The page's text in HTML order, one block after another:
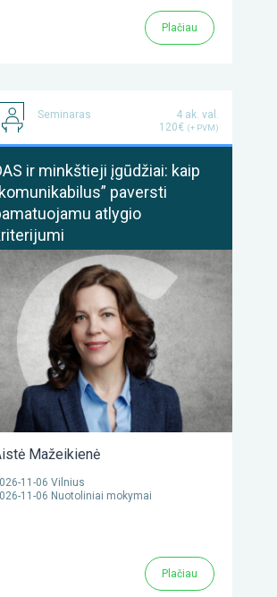
Plačiau
Seminaras
4 ak. val.
120€ (+ PVM)
ir minkštieji įgūdžiai: kaip
paversti
atlygio
Mažeikienė
11-06 Vilnius
11-06 Nuotoliniai mokymai
Plačiau